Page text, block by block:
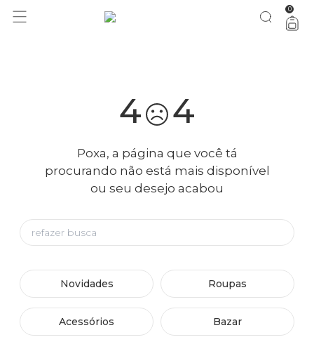
você merece 30% OFF pra comemorar com a gente aproveita! 0
4 4
Poxa, a página que você tá
procurando não está mais disponível
ou seu desejo acabou
Novidades Roupas
Acessórios Bazar